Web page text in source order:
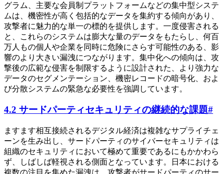
グラム、主要な会員制プラットフォームなどの集中型システ
ムは、機密性が高く包括的なデータを集約する傾向があり、
攻撃者に魅力的な単一の標的を提供します。一度侵害される
と、これらのシステムは膨大な量のデータをもたらし、何百
万人もの個人や企業を同時に危険にさらす可能性のある、影
響のより大きい漏洩につながります。集中化への傾向は、攻
撃後の広範な侵害を制限するように設計された、より強力な
データのセグメンテーション、機密レコードの暗号化、およ
び分散システムの緊急な必要性を強調しています。
4.2 サードパーティセキュリティの継続的な課題#
ますます相互接続されるデジタル経済は複雑なサプライチェ
ーンを生み出し、サードパーティのサイバーセキュリティは
組織のセキュリティにおいて極めて重要であるにもかかわら
ず、しばしば軽視される側面となっています。日本における